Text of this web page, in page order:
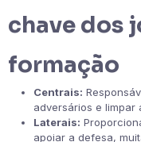
chave dos
formação
Centrais:
adversários e limpar
Laterais:
apoiar a defesa,